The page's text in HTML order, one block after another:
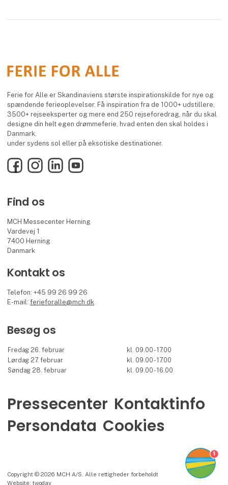
Ferie for Alle er Skandinaviens største inspirationskilde for nye og
spændende ferieoplevelser. Få inspiration fra de 1000+ udstillere,
3500+ rejseeksperter og mere end 250 rejseforedrag, når du skal
designe din helt egen drømmeferie, hvad enten den skal holdes i
Danmark,
under sydens sol eller på eksotiske destinationer.
FacebookInstagramLinkedInYouTube
Find os
MCH Messecenter Herning
Vardevej 1
7400 Herning
Danmark
Kontakt os
Telefon: +45 99 26 99 26
E-mail:ferieforalle@mch.dk
Besøg os
Fredag 26. februar
kl. 09.00 - 17.00
Lørdag 27. februar
kl. 09.00 - 17.00
Søndag 28. februar
kl. 09.00 - 16.00
Pressecenter Kontaktinfo
Persondata Cookies
Copyright © 2026 MCH A/S. Alle rettigheder forbeholdt
Website: twoday
1